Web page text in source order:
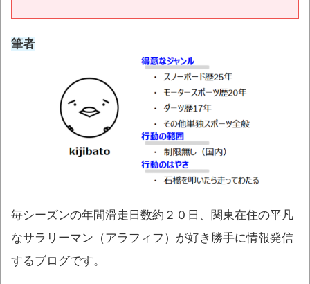
筆者
毎シーズンの年間滑走日数約２０日、関東在住の平凡
なサラリーマン（アラフィフ）が好き勝手に情報発信
するブログです。